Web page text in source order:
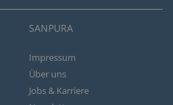
SANPURA
Impressum
Über uns
Jobs & Karriere